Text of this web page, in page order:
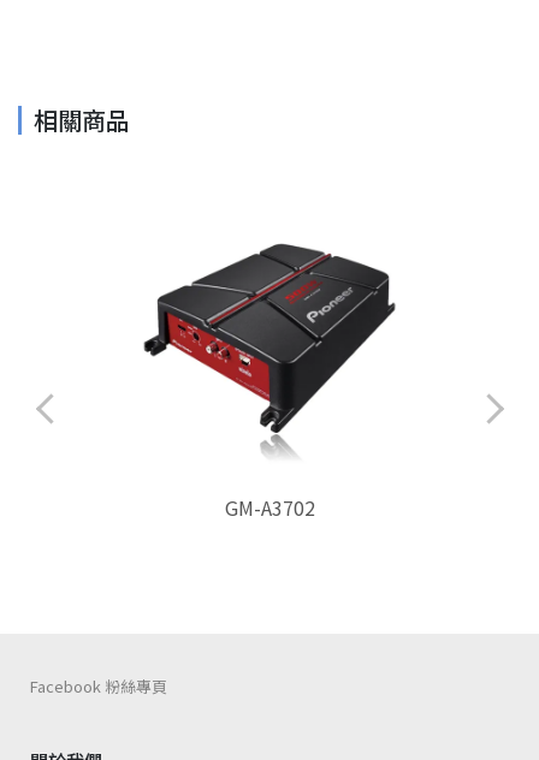
相關商品
GM-A3702
Facebook 粉絲專頁